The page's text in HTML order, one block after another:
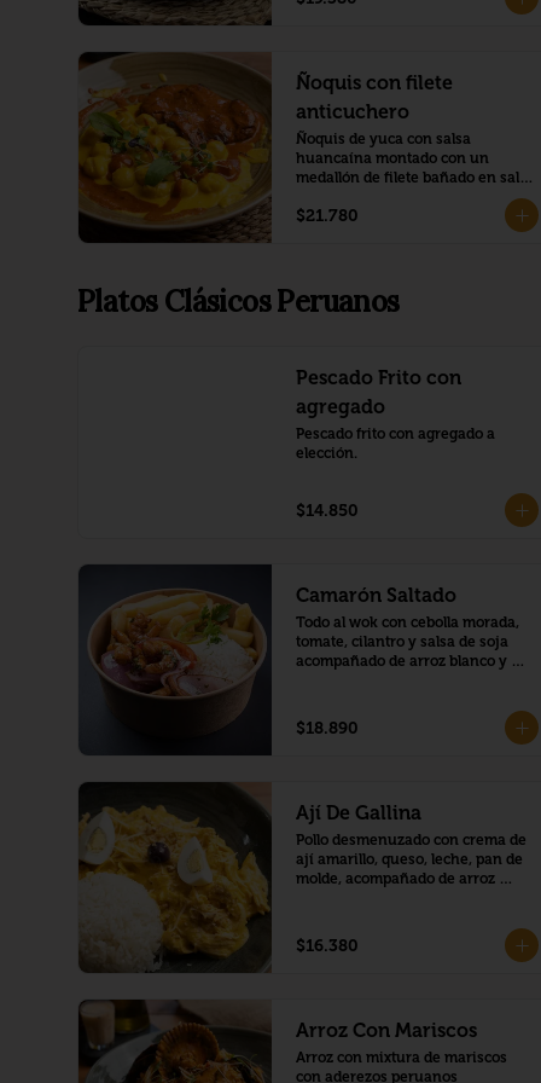
Ñoquis con filete
anticuchero
Ñoquis de yuca con salsa
huancaína montado con un
medallón de filete bañado en salsa
$21.780
Platos Clásicos Peruanos
Pescado Frito con
agregado
Pescado frito con agregado a
elección.
$14.850
Camarón Saltado
Todo al wok con cebolla morada,
tomate, cilantro y salsa de soja
acompañado de arroz blanco y
$18.890
Ají De Gallina
Pollo desmenuzado con crema de
ají amarillo, queso, leche, pan de
molde, acompañado de arroz
$16.380
Arroz Con Mariscos
Arroz con mixtura de mariscos
con aderezos peruanos